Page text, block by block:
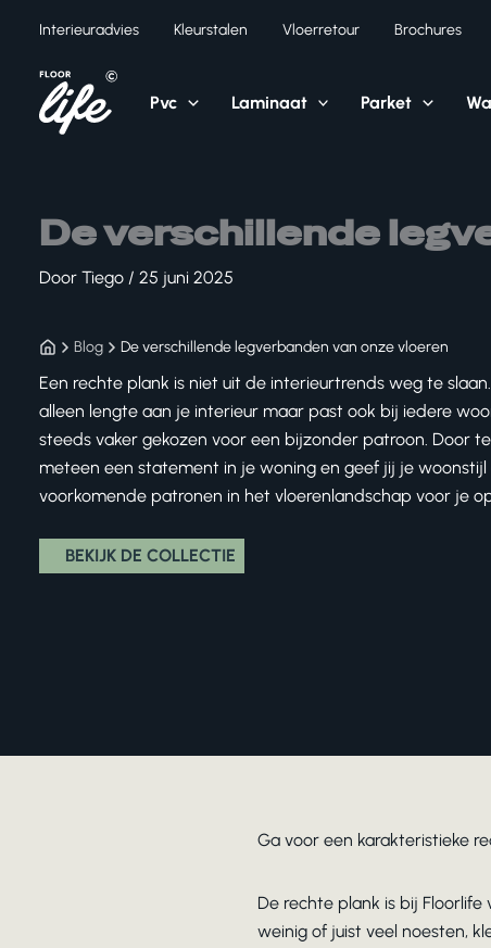
inhoud
Interieuradvies Kleurstalen Vloerretour Brochures
Pvc Laminaat Parket
De verschillende
Door Tiego / 25 juni 2025
Blog De verschillende legverbanden van onze vloeren
Een rechte plank is niet uit de interieurtrends weg te
alleen lengte aan je interieur maar past ook bij iedere
steeds vaker gekozen voor een bijzonder patroon. Door
meteen een statement in je woning en geef jij je
voorkomende patronen in het vloerenlandschap voor je
BEKIJK DE COLLECTIE
Ga voor een karakteristieke
De rechte plank is bij
weinig of juist veel noesten,